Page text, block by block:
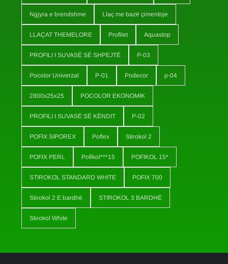
Ngjyra e brendshme Llaç me bazë çimentoje
LLAÇAT THEMELORE Profilet Aquastop
PROFILI I SUVASË SË SHPEJTË P-03
Pocolor Univerzal P-01 Podecor p-04
2800x25x25 POCOLOR EKONOMIK
PROFILI I SUVASË SË KËNDIT P-02
POFIX SIPOREX Poflex Stirokol 2
POFIX PERL Pofikol***15 POFIKOL 15*
STIROKOL STANDARD WHITE POFIX 700
Stirokol 2 E bardhë STIROKOL 3 BARDHË
Stirokol White